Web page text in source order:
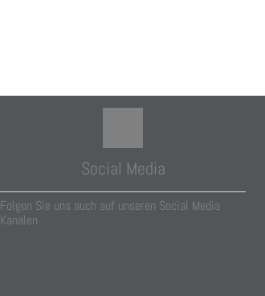
Social Media
Folgen Sie uns auch auf unseren Social Media
Kanälen